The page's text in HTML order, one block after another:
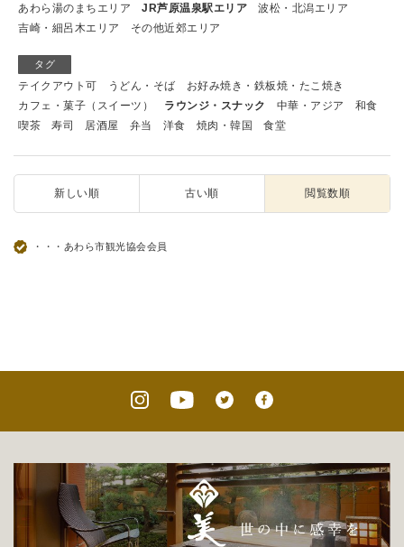
あわら湯のまちエリア
JR芦原温泉駅エリア
波松・北潟エリア
吉崎・細呂木エリア
その他近郊エリア
タグ
テイクアウト可 うどん・そば
お好み焼き・鉄板焼・たこ焼き
カフェ・菓子（スイーツ）
ラウンジ・スナック 中華・アジア
和食
喫茶
寿司 居酒屋 弁当 洋食 焼肉・韓国 食堂
新しい順 古い順 閲覧数順
・・・あわら市観光協会会員